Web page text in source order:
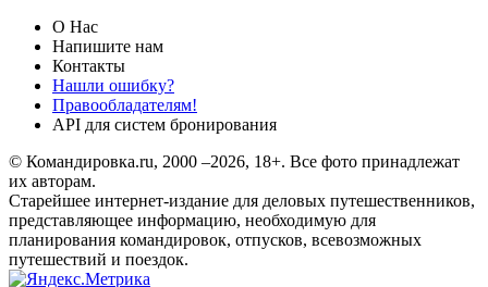
О Нас
Напишите нам
Контакты
Нашли ошибку?
Правообладателям!
API для систем бронирования
© Командировка.ru, 2000 –2026, 18+. Все фото принадлежат
их авторам.
Старейшее интернет-издание для деловых путешественников,
представляющее информацию, необходимую для
планирования командировок, отпусков, всевозможных
путешествий и поездок.